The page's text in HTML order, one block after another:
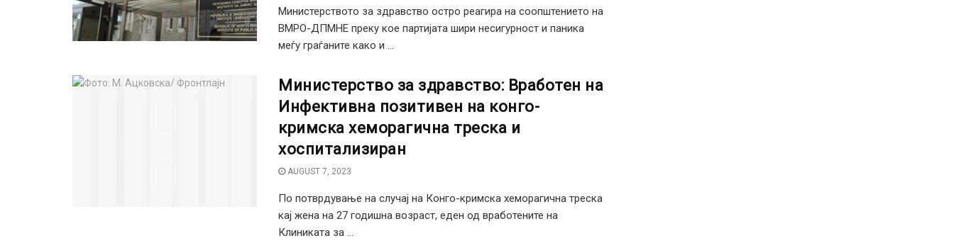
Министерството за здравство остро реагира на соопштението на
ВМРО-ДПМНЕ преку кое партијата шири несигурност и паника
меѓу граѓаните како и ...
Министерство за здравство: Вработен на
Инфективна позитивен на конго-
кримска хеморагична треска и
хоспитализиран
AUGUST 7, 2023
По потврдување на случај на Конго-кримска хеморагична треска
кај жена на 27 годишна возраст, еден од вработените на
Клиниката за ...